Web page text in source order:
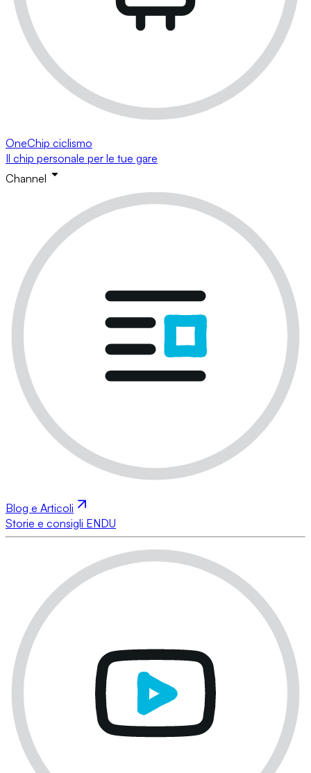
OneChip ciclismo
Il chip personale per le tue gare
Channel
Blog e Articoli
Storie e consigli ENDU